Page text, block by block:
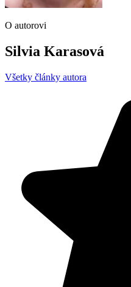
O autorovi
Silvia Karasová
Všetky články autora